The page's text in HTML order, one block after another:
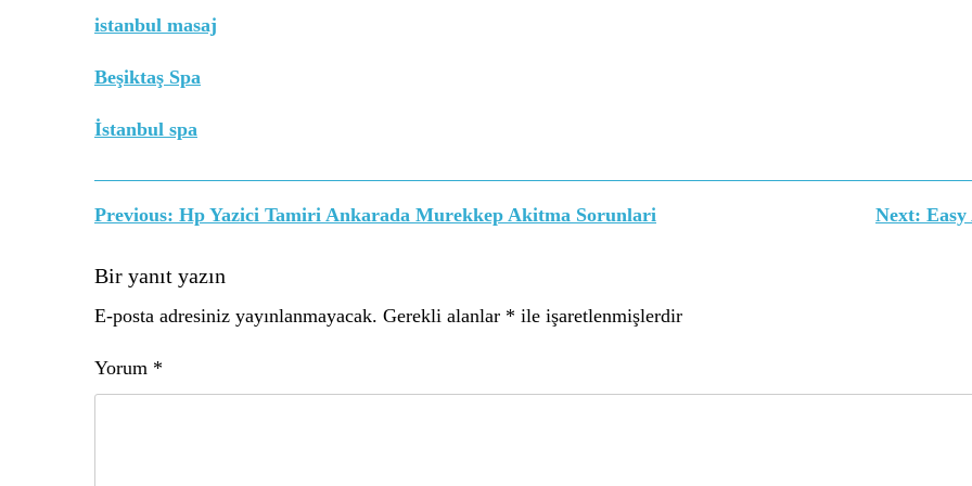
istanbul masaj
Beşiktaş Spa
İstanbul spa
Yazı
gezinmesi
Previous: Hp Yazici Tamiri Ankarada Murekkep Akitma Sorunlari Next:
Bir yanıt yazın
E-posta adresiniz yayınlanmayacak. Gerekli alanlar * ile işaretlenmişlerdir
Yorum *